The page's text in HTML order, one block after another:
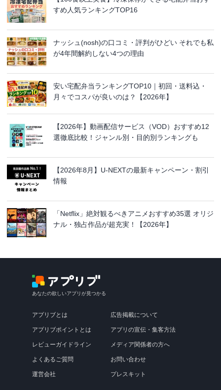
すめ人気ランキングTOP16
ナッシュ(nosh)の口コミ・評判がひどい それでも私
が4年間解約しない4つの理由
安い宅配弁当ランキングTOP10｜初回・送料込・
月々でコスパが良いのは？【2026年】
【2026年】動画配信サービス（VOD）おすすめ12
選徹底比較！ジャンル別・目的別ランキングも
【2026年8月】U-NEXTの最新キャンペーン・割引
情報
「Netflix」絶対観るべきアニメおすすめ35選 オリジ
ナル・独占作品が超充実！【2026年】
あなたの欲しいアプリが見つかる
アプリブとは
アプリブポイントとは
レビューガイドライン
よくあるご質問
運営会社
広告掲載について
アプリの宣伝・集客方法
メディア関係者の方へ
お問い合わせ
プレスキット